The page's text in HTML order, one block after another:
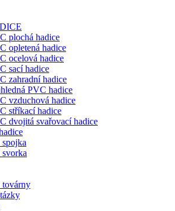
plochá hadice
opletená hadice
ocelová hadice
sací hadice
zahradní hadice
PVC hadice
vzduchová hadice
stříkací hadice
dvojitá svařovací hadice
továrny